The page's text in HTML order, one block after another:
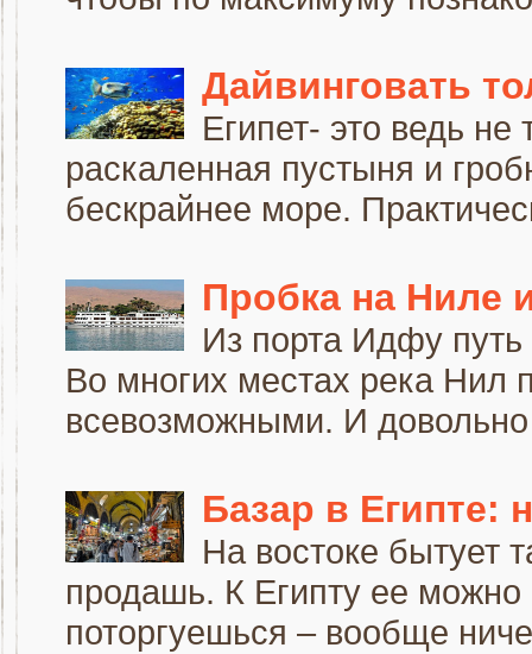
Дайвинговать
Египет- это ведь
раскаленная пустыня и
бескрайнее море.
Пробка на Ниле
Из порта Идфу путь
Во многих местах река Нил
всевозможными. И довольно
Базар в Египте:
На востоке бытует
продашь. К Египту ее можно
поторгуешься – вообще